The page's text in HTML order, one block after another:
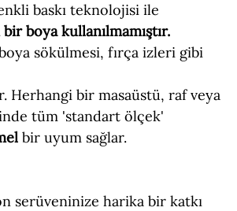
baskı teknolojisi ile
boya kullanılmamıştır.
sökülmesi, fırça izleri gibi
Herhangi bir masaüstü, raf veya
tüm 'standart ölçek'
bir uyum sağlar.
serüveninize harika bir katkı